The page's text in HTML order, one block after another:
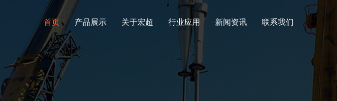
首页 产品展示 关于宏超 行业应用 新闻资讯 联系我们